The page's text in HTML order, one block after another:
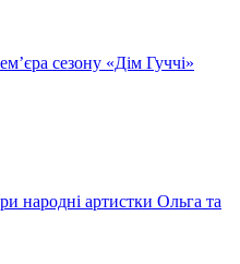
сезону «Дім Гуччі»
народні артистки Ольга та